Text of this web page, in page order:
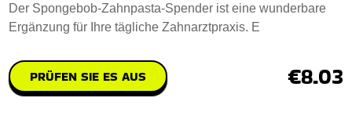
Der Spongebob-Zahnpasta-Spender ist eine wunderbare
Ergänzung für Ihre tägliche Zahnarztpraxis. E
PRÜFEN SIE ES AUS €8.03